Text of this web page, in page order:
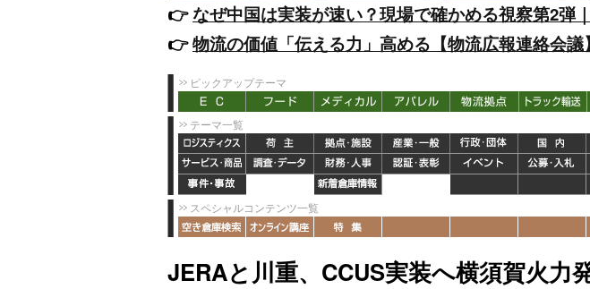
👉️なぜ中国は実装が速い？現場で確かめる視察第2弾
👉️物流の価値「伝える力」高める【物流広報連絡会議
ピックアップテーマ
テーマ一覧
スペシャルコンテンツ一覧
JERAと川重、CCUS実装へ横須賀火力